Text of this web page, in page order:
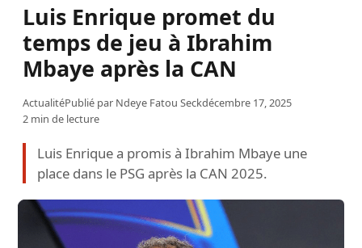
Luis Enrique promet du
temps de jeu à Ibrahim
Mbaye après la CAN
ActualitéPublié par Ndeye Fatou Seckdécembre 17, 2025
2 min de lecture
Luis Enrique a promis à Ibrahim Mbaye une
place dans le PSG après la CAN 2025.